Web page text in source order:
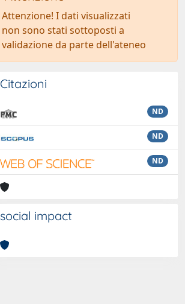
Attenzione! I dati visualizzati
non sono stati sottoposti a
validazione da parte dell'ateneo
Citazioni
ND
ND
ND
social impact